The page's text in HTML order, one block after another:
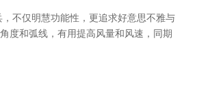
不仅明慧功能性，更追求好意思不雅与
度和弧线，有用提高风量和风速，同期